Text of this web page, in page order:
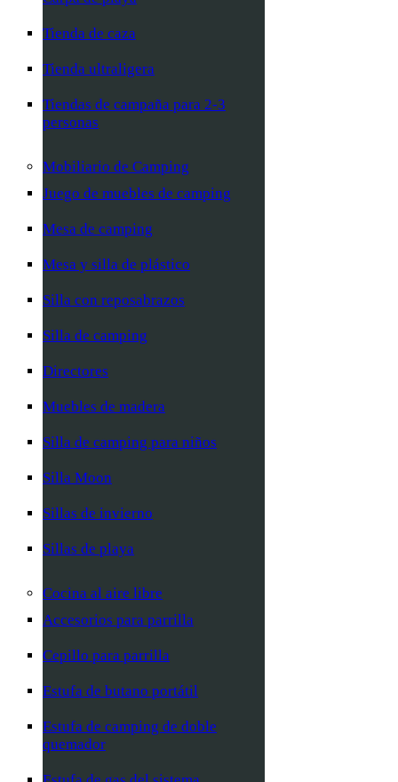
Tienda de caza
Tienda ultraligera
Tiendas de campaña para 2-3
personas
Mobiliario de Camping
Juego de muebles de camping
Mesa de camping
Mesa y silla de plástico
Silla con reposabrazos
Silla de camping
Directores
Muebles de madera
Silla de camping para niños
Silla Moon
Sillas de invierno
Sillas de playa
Cocina al aire libre
Accesorios para parrilla
Cepillo para parrilla
Estufa de butano portátil
Estufa de camping de doble
quemador